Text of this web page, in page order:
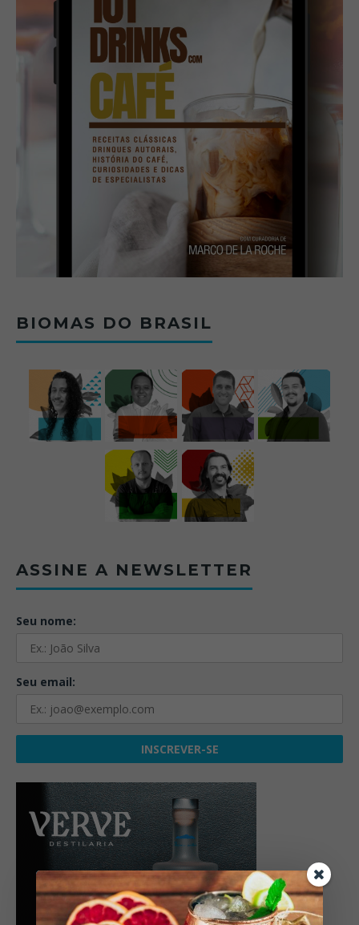
BIOMAS DO BRASIL
ASSINE A NEWSLETTER
Seu nome:
Seu email: